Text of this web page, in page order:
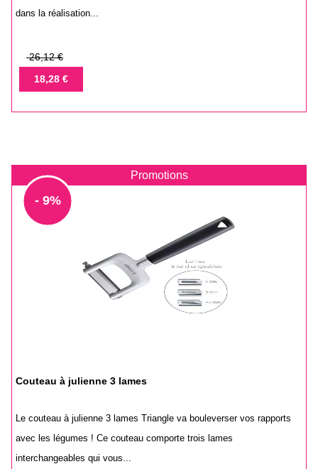
dans la réalisation...
Prix
base
26,12 €
Prix18,28 €
Promotions
- 9%
Couteau à julienne 3 lames
Le couteau à julienne 3 lames Triangle va bouleverser vos rapports
avec les légumes ! Ce couteau comporte trois lames
interchangeables qui vous...